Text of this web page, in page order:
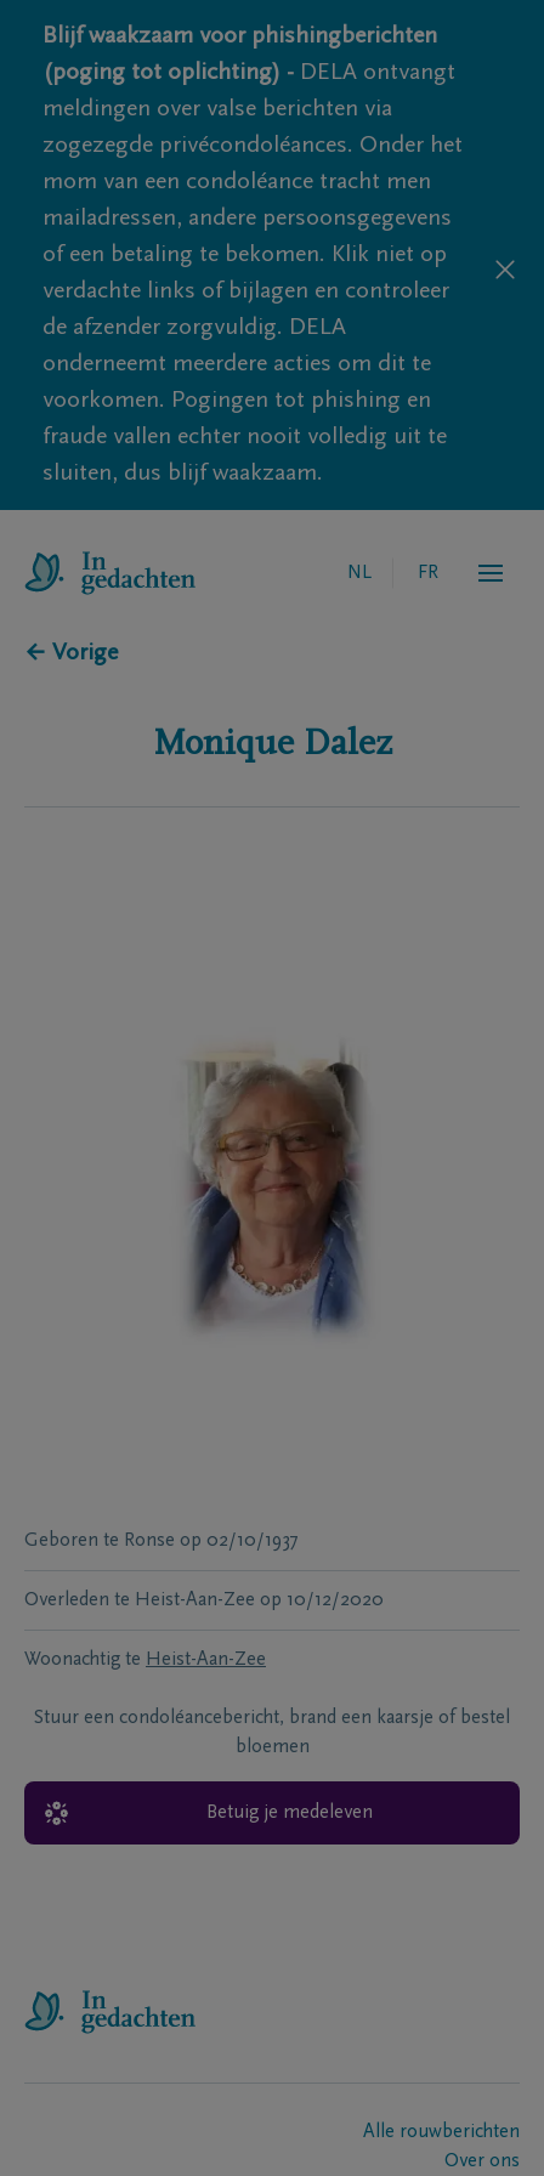
Blijf waakzaam voor phishingberichten
(poging tot oplichting) - DELA ontvangt
meldingen over valse berichten via
zogezegde privécondoléances. Onder het
mom van een condoléance tracht men
mailadressen, andere persoonsgegevens
of een betaling te bekomen. Klik niet op
verdachte links of bijlagen en controleer
de afzender zorgvuldig. DELA
onderneemt meerdere acties om dit te
voorkomen. Pogingen tot phishing en
fraude vallen echter nooit volledig uit te
sluiten, dus blijf waakzaam.
NL FR
← Vorige
Monique Dalez
Geboren te Ronse op 02/10/1937
Overleden te Heist-Aan-Zee op 10/12/2020
Woonachtig te Heist-Aan-Zee
Stuur een condoléancebericht, brand een kaarsje of bestel
bloemen
Betuig je medeleven
Alle rouwberichten
Over ons